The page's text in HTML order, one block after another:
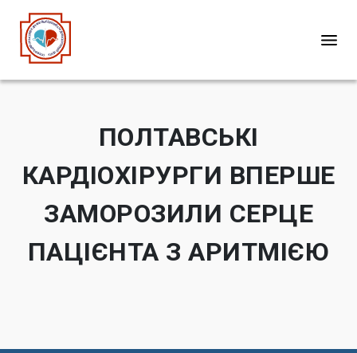
ПОЛТАВСЬКІ
КАРДІОХІРУРГИ ВПЕРШЕ
ЗАМОРОЗИЛИ СЕРЦЕ
ПАЦІЄНТА З АРИТМІЄЮ